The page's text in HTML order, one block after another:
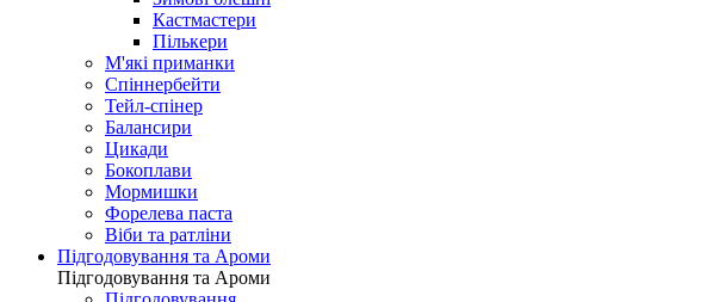
Кастмастери
Пількери
М'які приманки
Спіннербейти
Тейл-спінер
Балансири
Цикади
Бокоплави
Мормишки
Форелева паста
Віби та ратліни
Підгодовування та Ароми
Підгодовування та Ароми